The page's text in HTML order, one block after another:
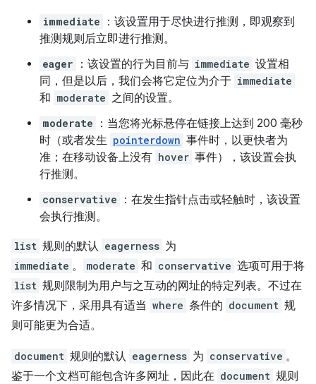
immediate
：该设置用于尽快进行推测，即观察到
推测规则后立即进行推测。
eager ：该设置的行为目前与 immediate 设置相
同，但是以后，我们会将它定位为介于 immediate
和 moderate 之间的设置。
moderate
：当您将光标悬停在链接上达到 200 毫秒
时（或者发生 pointerdown 事件时，以更快者为
准；在移动设备上没有 hover 事件），该设置会执
行推测。
conservative
：在发生指针点击或轻触时，该设置
会执行推测。
list 规则的默认 eagerness 为
immediate 。 moderate 和 conservative 选项可用于将
list 规则限制为用户与之互动的网址的特定列表。不过在
许多情况下，采用具有适当 where 条件的 document 规
则可能更为合适。
document 规则的默认 eagerness 为 conservative 。
鉴于一个文档可能包含许多网址，因此在 document 规则